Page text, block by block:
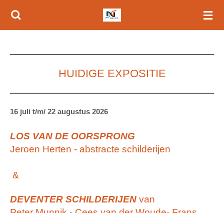
Ga
HUIDIGE EXPOSITIE
16 juli t/m/ 22 augustus 2026
LOS VAN DE OORSPRONG
Jeroen Herten - abstracte schilderijen
&
DEVENTER SCHILDERIJEN van